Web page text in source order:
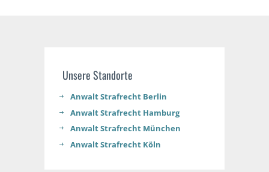
Unsere Standorte
Anwalt Strafrecht Berlin
Anwalt Strafrecht Hamburg
Anwalt Strafrecht München
Anwalt Strafrecht Köln